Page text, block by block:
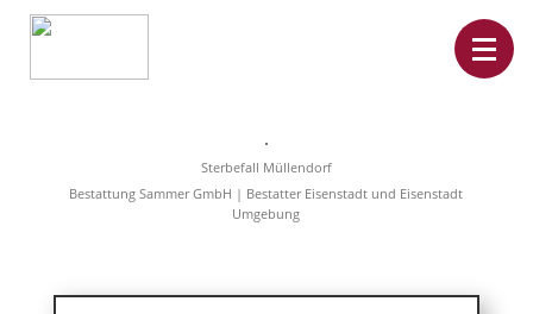
Rat&Hilfe
Sterbefälle
Sterbefall Müllendorf
Bestattung Sammer GmbH | Bestatter Eisenstadt und Eisenstadt
Umgebung